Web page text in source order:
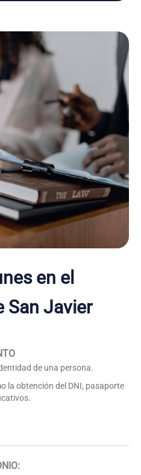
en el
San Javier
de una persona.
la obtención del DNI, pasaporte